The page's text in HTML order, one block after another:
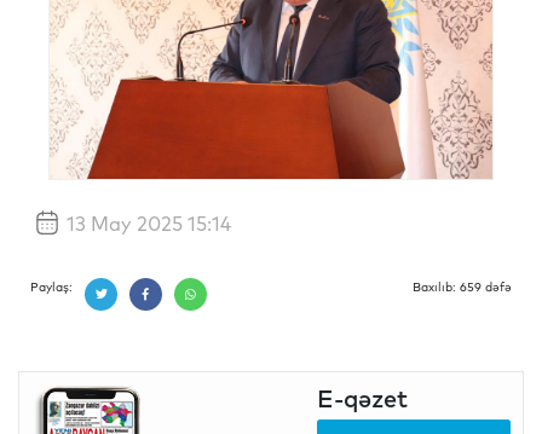
13 May 2025 15:14
Paylaş: Baxılıb: 659 dəfə
E-qəzet